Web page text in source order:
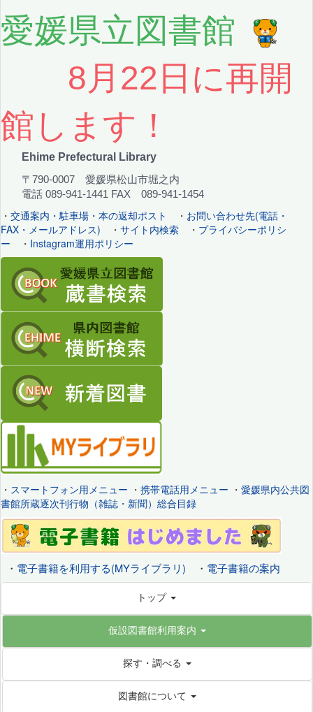
愛媛県立図書館
8月22日に再開
館します！
Ehime Prefectural Library
〒790-0007 愛媛県松山市堀之内
電話 089-941-1441 FAX 089-941-1454
・ 交通案内・駐車場・本の返却ポスト ・ お問い合わせ先(電話・
FAX・メールアドレス) ・ サイト内検索 ・ プライバシーポリシ
ー ・ Instagram運用ポリシー
・ スマートフォン用メニュー ・ 携帯電話用メニュー ・ 愛媛県内公共図
書館所蔵逐次刊行物（雑誌・新聞）総合目録
・ 電子書籍を利用する(MYライブラリ) ・ 電子書籍の案内
トップ
仮設図書館利用案内
探す・調べる
図書館について